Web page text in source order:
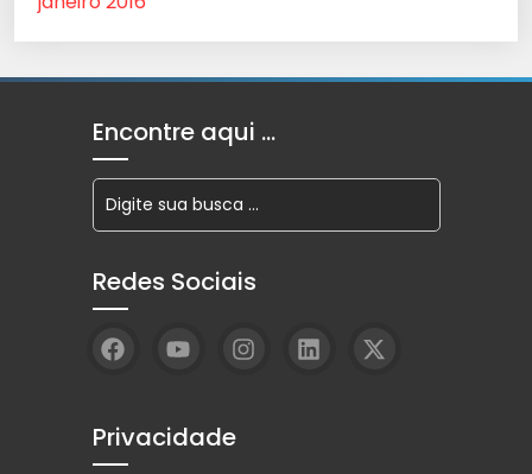
Encontre aqui …
Redes Sociais
Privacidade